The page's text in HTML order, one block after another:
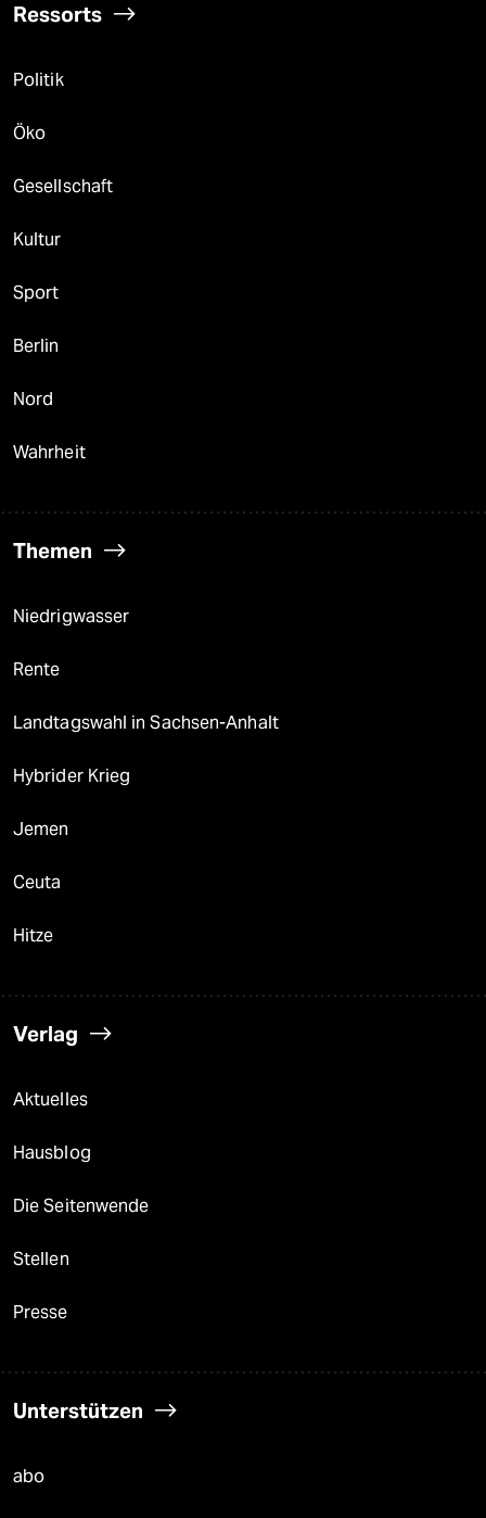
Ressorts
Politik
Öko
Gesellschaft
Kultur
Sport
Berlin
Nord
Wahrheit
Themen
Niedrigwasser
Rente
Landtagswahl in Sachsen-Anhalt
Hybrider Krieg
Jemen
Ceuta
Hitze
Verlag
Aktuelles
Hausblog
Die Seitenwende
Stellen
Presse
Unterstützen
abo